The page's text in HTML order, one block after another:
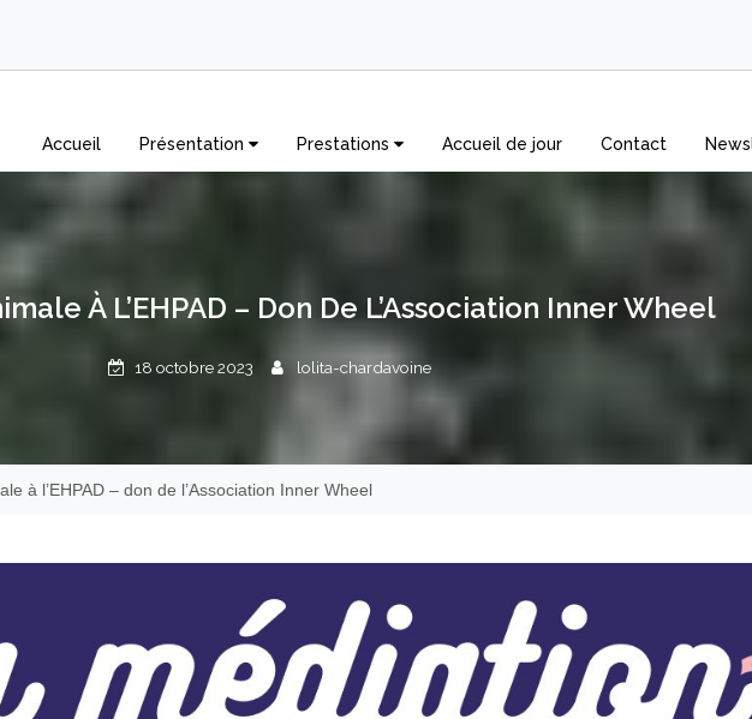
Accueil Présentation Prestations Accueil de jour Contact
À L’EHPAD – Don De L’Association Inner Wheel
18 octobre 2023 lolita-chardavoine
à l’EHPAD – don de l’Association Inner Wheel